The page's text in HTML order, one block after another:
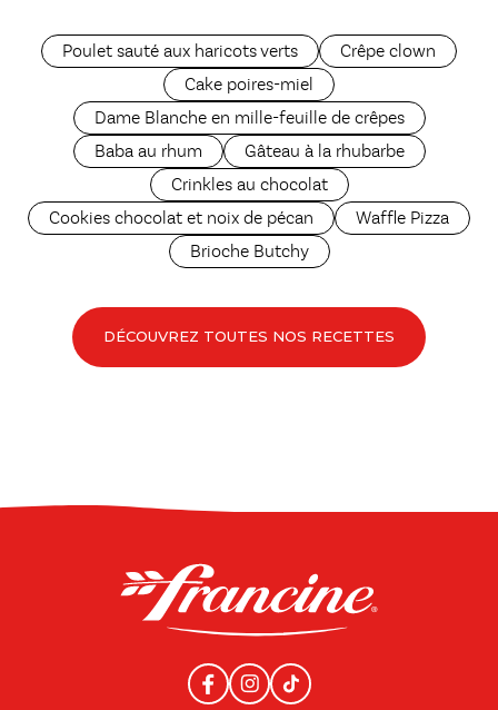
Poulet sauté aux haricots verts
Crêpe clown
Cake poires-miel
Dame Blanche en mille-feuille de crêpes
Baba au rhum
Gâteau à la rhubarbe
Crinkles au chocolat
Cookies chocolat et noix de pécan
Waffle Pizza
Brioche Butchy
DÉCOUVREZ TOUTES NOS RECETTES